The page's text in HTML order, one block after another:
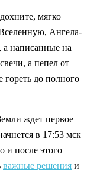
мягко
Ангела-
а написанные на
а пепел от
гореть до полного
ждет первое
в 17:53 мск
и после этого
важные решения и